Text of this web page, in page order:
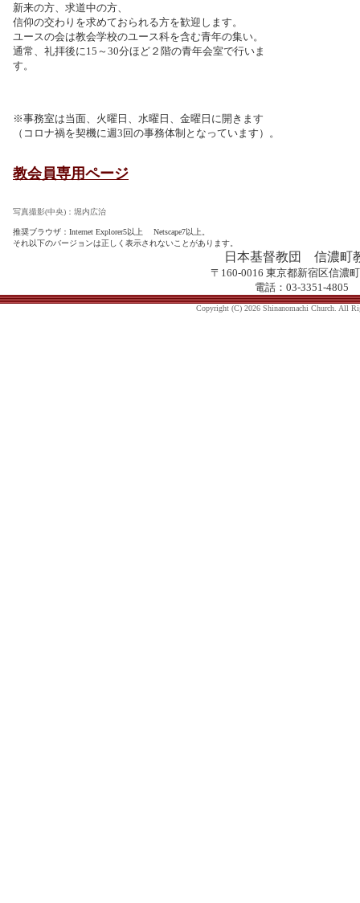
新来の方、求道中の方、
信仰の交わりを求めておられる方を歓迎します。
ユースの会は教会学校のユース科を含む青年の集い。
通常、礼拝後に15～30分ほど２階の青年会室で行いま
す。
※事務室は当面、火曜日、水曜日、金曜日に開きます
（コロナ禍を契機に週3回の事務体制となっています）。
教会員専用ページ
写真撮影(中央)：堀内広治
推奨ブラウザ：Internet Explorer5以上 Netscape7以上。
それ以下のバージョンは正しく表示されないことがあります。
日本基督教団 信濃町
〒160-0016 東京都新宿区信濃
電話：03-3351-4805
Copyright (C) 2026 Shinanomachi Church. All